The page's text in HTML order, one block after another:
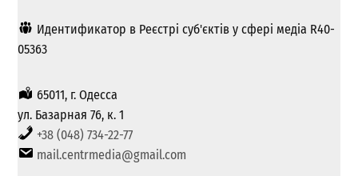
Идентификатор в Реєстрі суб'єктів у сфері медіа R40-
05363
65011, г. Одесса
ул. Базарная 76, к. 1
+38 (048) 734-22-77
mail.centrmedia@gmail.com